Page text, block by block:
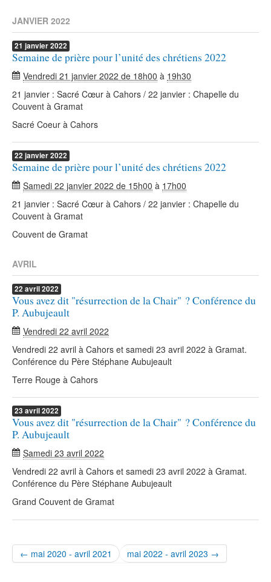
JANVIER 2022
21 janvier2022
Semaine de prière pour l’unité des chrétiens 2022
Vendredi 21 janvier 2022 de 18h00 à 19h30
21 janvier : Sacré Cœur à Cahors / 22 janvier : Chapelle du
Couvent à Gramat
Sacré Coeur à Cahors
22 janvier2022
Semaine de prière pour l’unité des chrétiens 2022
Samedi 22 janvier 2022 de 15h00 à 17h00
21 janvier : Sacré Cœur à Cahors / 22 janvier : Chapelle du
Couvent à Gramat
Couvent de Gramat
AVRIL
22 avril2022
Vous avez dit "résurrection de la Chair" ? Conférence du
P. Aubujeault
Vendredi 22 avril 2022
Vendredi 22 avril à Cahors et samedi 23 avril 2022 à Gramat.
Conférence du Père Stéphane Aubujeault
Terre Rouge à Cahors
23 avril2022
Vous avez dit "résurrection de la Chair" ? Conférence du
P. Aubujeault
Samedi 23 avril 2022
Vendredi 22 avril à Cahors et samedi 23 avril 2022 à Gramat.
Conférence du Père Stéphane Aubujeault
Grand Couvent de Gramat
← mai 2020 - avril 2021 mai 2022 - avril 2023 →